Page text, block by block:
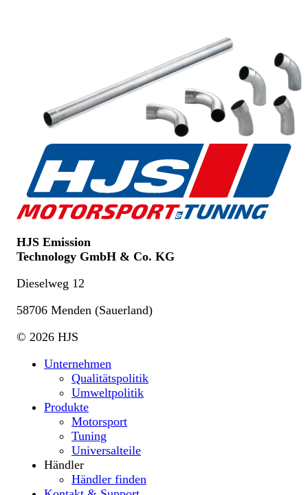
HJS Emission
Technology GmbH & Co. KG
Dieselweg 12
58706 Menden (Sauerland)
© 2026 HJS
Unternehmen
Qualitätspolitik
Umweltpolitik
Produkte
Motorsport
Tuning
Universalteile
Händler
Händler finden